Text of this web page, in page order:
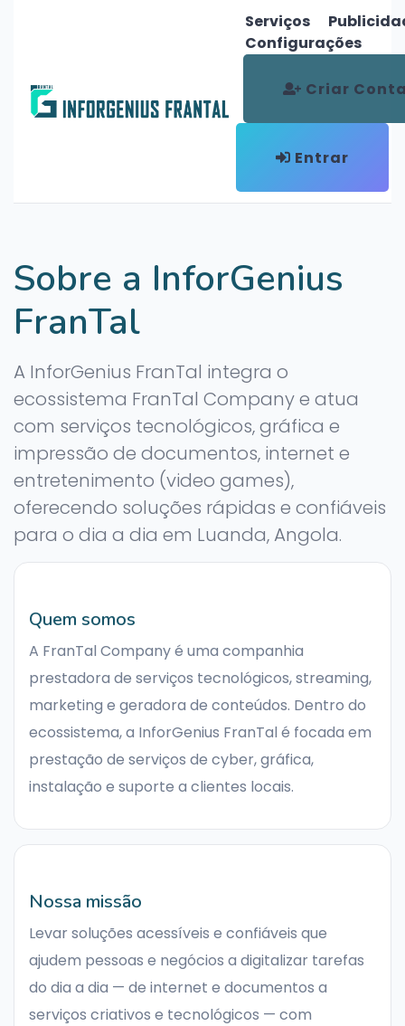
Serviços
Configurações
Criar
Entrar
Sobre a InforGenius
FranTal
A InforGenius FranTal integra o
ecossistema FranTal Company e atua
com serviços tecnológicos, gráfica e
impressão de documentos, internet e
entretenimento (video games),
oferecendo soluções rápidas e confiáveis
para o dia a dia em Luanda, Angola.
Quem somos
A FranTal Company é uma companhia
prestadora de serviços tecnológicos, streaming,
marketing e geradora de conteúdos. Dentro do
ecossistema, a InforGenius FranTal é focada em
prestação de serviços de cyber, gráfica,
instalação e suporte a clientes locais.
Nossa missão
Levar soluções acessíveis e confiáveis que
ajudem pessoas e negócios a digitalizar tarefas
do dia a dia — de internet e documentos a
serviços criativos e tecnológicos — com